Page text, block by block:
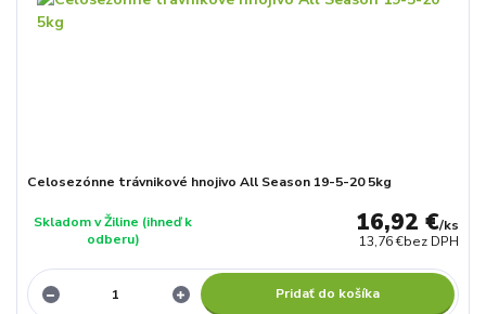
Celosezónne trávnikové hnojivo All Season 19-5-20 5kg
16,92 €/ks
13,76 €bez DPH
Skladom v Žiline (ihneď k
odberu)
Pridať do košíka